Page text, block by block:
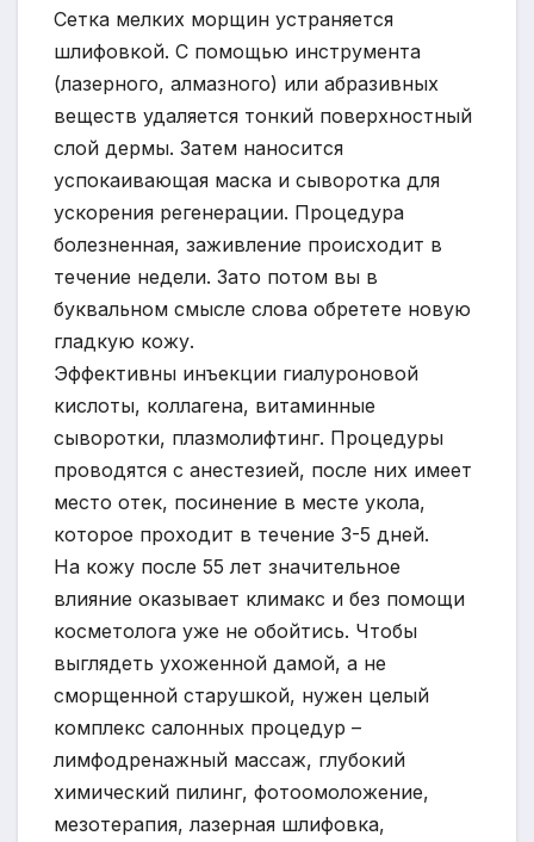
Сетка мелких морщин устраняется
шлифовкой. С помощью инструмента
(лазерного, алмазного) или абразивных
веществ удаляется тонкий поверхностный
слой дермы. Затем наносится
успокаивающая маска и сыворотка для
ускорения регенерации. Процедура
болезненная, заживление происходит в
течение недели. Зато потом вы в
буквальном смысле слова обретете новую
гладкую кожу.
Эффективны инъекции гиалуроновой
кислоты, коллагена, витаминные
сыворотки, плазмолифтинг. Процедуры
проводятся с анестезией, после них имеет
место отек, посинение в месте укола,
которое проходит в течение 3-5 дней.
На кожу после 55 лет значительное
влияние оказывает климакс и без помощи
косметолога уже не обойтись. Чтобы
выглядеть ухоженной дамой, а не
сморщенной старушкой, нужен целый
комплекс салонных процедур –
лимфодренажный массаж, глубокий
химический пилинг, фотоомоложение,
мезотерапия, лазерная шлифовка,